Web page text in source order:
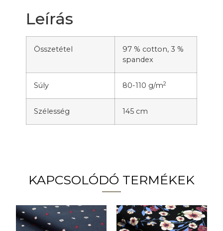
Leírás
Összetétel
97 % cotton, 3 %
spandex
Súly 80-110 g/m2
Szélesség 145 cm
KAPCSOLÓDÓ TERMÉKEK